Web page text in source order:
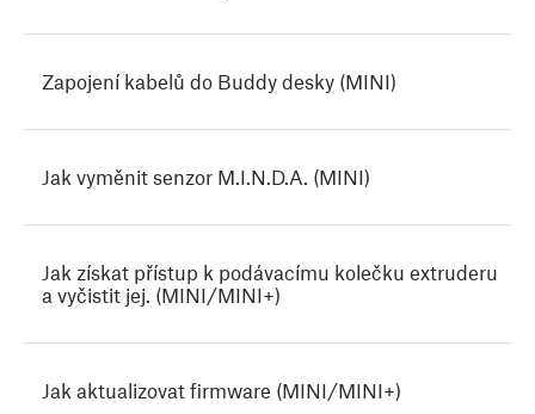
Zapojení kabelů do Buddy desky (MINI)
Jak vyměnit senzor M.I.N.D.A. (MINI)
Jak získat přístup k podávacímu kolečku extruderu
a vyčistit jej. (MINI/MINI+)
Jak aktualizovat firmware (MINI/MINI+)